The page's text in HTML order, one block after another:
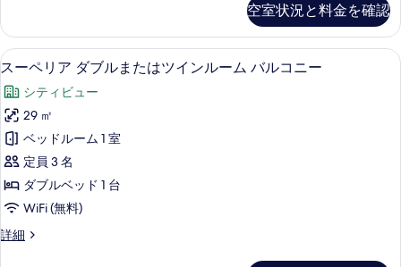
す
べ
て
の
写
真
を
表
示
す
の
詳
細
ル
ー
ム
バ
ル
コ
ニ
ー
の
す
た
は
ツ
ン
ル
ー
ム
バ
ル
コ
ニ
ー
の
空室状況と料金を確認
ス
ー
ペ
リ
ア
ダ
ブ
ま
スーペリア ダブルまたはツインルー
8
スーペリア ダブルまたはツインルーム バルコニー
シティビュー
29 ㎡
ベッドルーム 1 室
定員 3 名
ダブルベッド 1 台
WiFi (無料)
詳細
ス